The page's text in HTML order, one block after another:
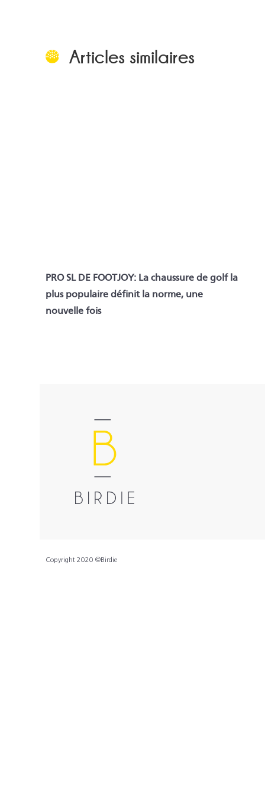
Articles similaires
PRO SL DE FOOTJOY: La chaussure de golf la
plus populaire définit la norme, une
nouvelle fois
Copyright 2020 ©Birdie